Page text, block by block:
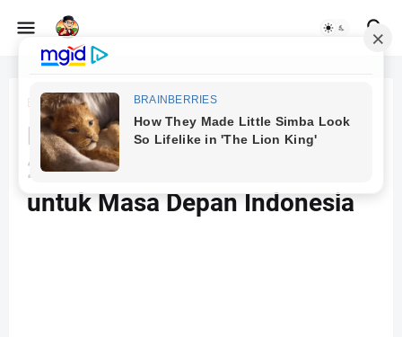
Beranda AI di pendidikan
Pokok Perubahan Dana BOSP
2025: Reformasi Pendidikan
untuk Masa Depan Indonesia